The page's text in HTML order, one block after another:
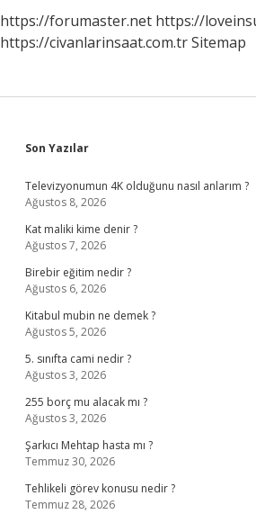
https://forumaster.net https://
https://civanlarinsaat.com.trSitemap
Sidebar
Son Yazılar
Televizyonumun 4K olduğunu nasıl anlarım ?
Ağustos 8, 2026
Kat maliki kime denir ?
Ağustos 7, 2026
Birebir eğitim nedir ?
Ağustos 6, 2026
Kitabul mubin ne demek ?
Ağustos 5, 2026
5. sınıfta cami nedir ?
Ağustos 3, 2026
255 borç mu alacak mı ?
Ağustos 3, 2026
Şarkıcı Mehtap hasta mı ?
Temmuz 30, 2026
Tehlikeli görev konusu nedir ?
Temmuz 28, 2026